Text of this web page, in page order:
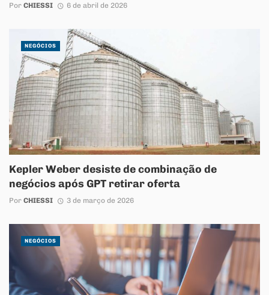
Por CHIESSI 6 de abril de 2026
Kepler Weber desiste de combinação de
negócios após GPT retirar oferta
Por CHIESSI 3 de março de 2026
NEGÓCIOS
NEGÓCIOS